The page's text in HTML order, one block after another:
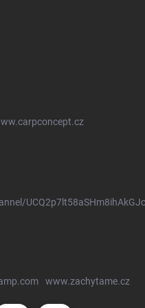
www.zachytame.cz